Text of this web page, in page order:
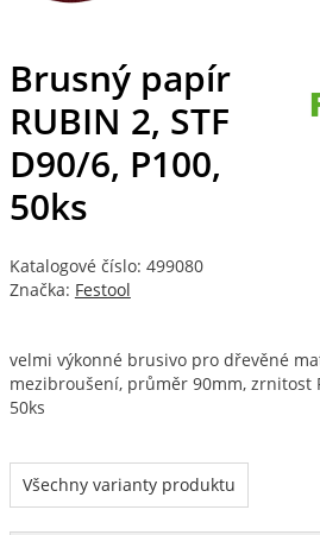
Brusný papír
RUBIN 2, STF
D90/6, P100,
50ks
Katalogové číslo: 499080
Značka: Festool
velmi výkonné brusivo pro dřevěné
mezibroušení, průměr 90mm, zrnitost
50ks
Všechny varianty produktu